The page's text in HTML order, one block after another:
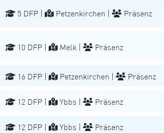
5 DFP | Petzenkirchen | Präsenz
10 DFP | Melk | Präsenz
16 DFP | Petzenkirchen | Präsenz
12 DFP | Ybbs | Präsenz
12 DFP | Ybbs | Präsenz